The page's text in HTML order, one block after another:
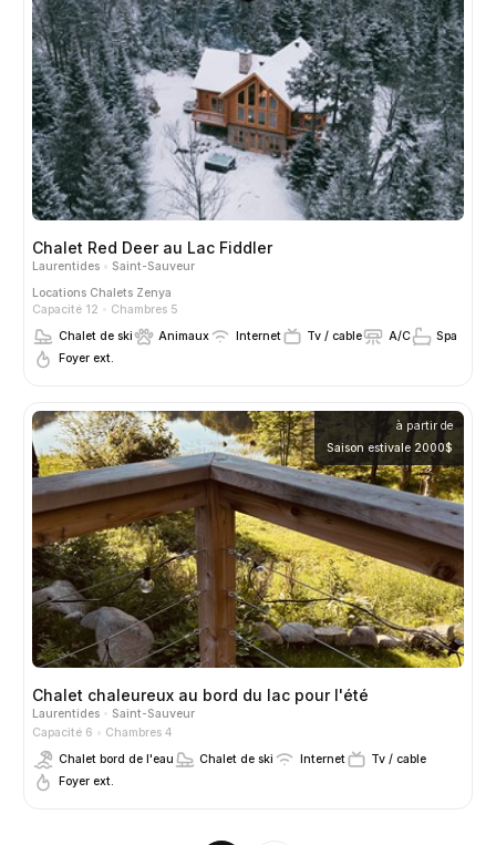
Chalet Red Deer au Lac Fiddler
Laurentides
Saint-Sauveur
Locations Chalets Zenya
Capacité 12
Chambres 5
Chalet de ski
Animaux Internet Tv / cable A/C
Spa
Foyer ext.
à partir de
Saison estivale 2000$
Chalet chaleureux au bord du lac pour l'été
Laurentides
Saint-Sauveur
Capacité 6
Chambres 4
Chalet bord de l'eau
Chalet de ski Internet
Tv / cable
Foyer ext.